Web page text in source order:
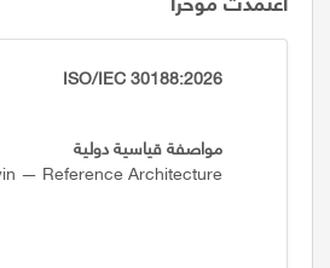
ISO/IEC 30188:2026
مواصفة قياسية دولية
— Reference Architecture